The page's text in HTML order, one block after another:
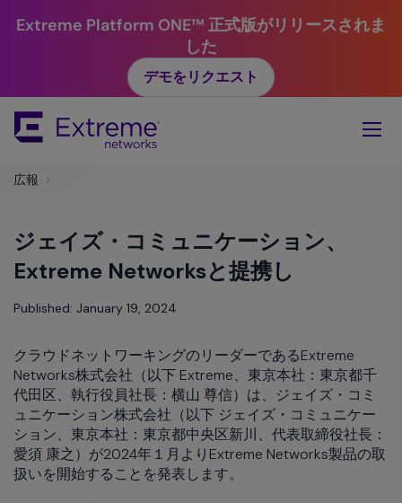
Extreme Platform ONE™ 正式版がリリースされま
した
デモをリクエスト
Main
広報 >
ジェイズ・コミュニケーション、
Extreme Networksと提携し
Published: January 19, 2024
クラウドネットワーキングのリーダーであるExtreme
Networks株式会社（以下 Extreme、東京本社：東京都千
代田区、執行役員社長：横山 尊信）は、ジェイズ・コミ
ュニケーション株式会社（以下 ジェイズ・コミュニケー
ション、東京本社：東京都中央区新川、代表取締役社長：
愛須 康之）が2024年１月よりExtreme Networks製品の取
扱いを開始することを発表します。